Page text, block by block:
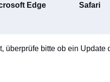
Edge Safari
überprüfe bitte ob ein Update